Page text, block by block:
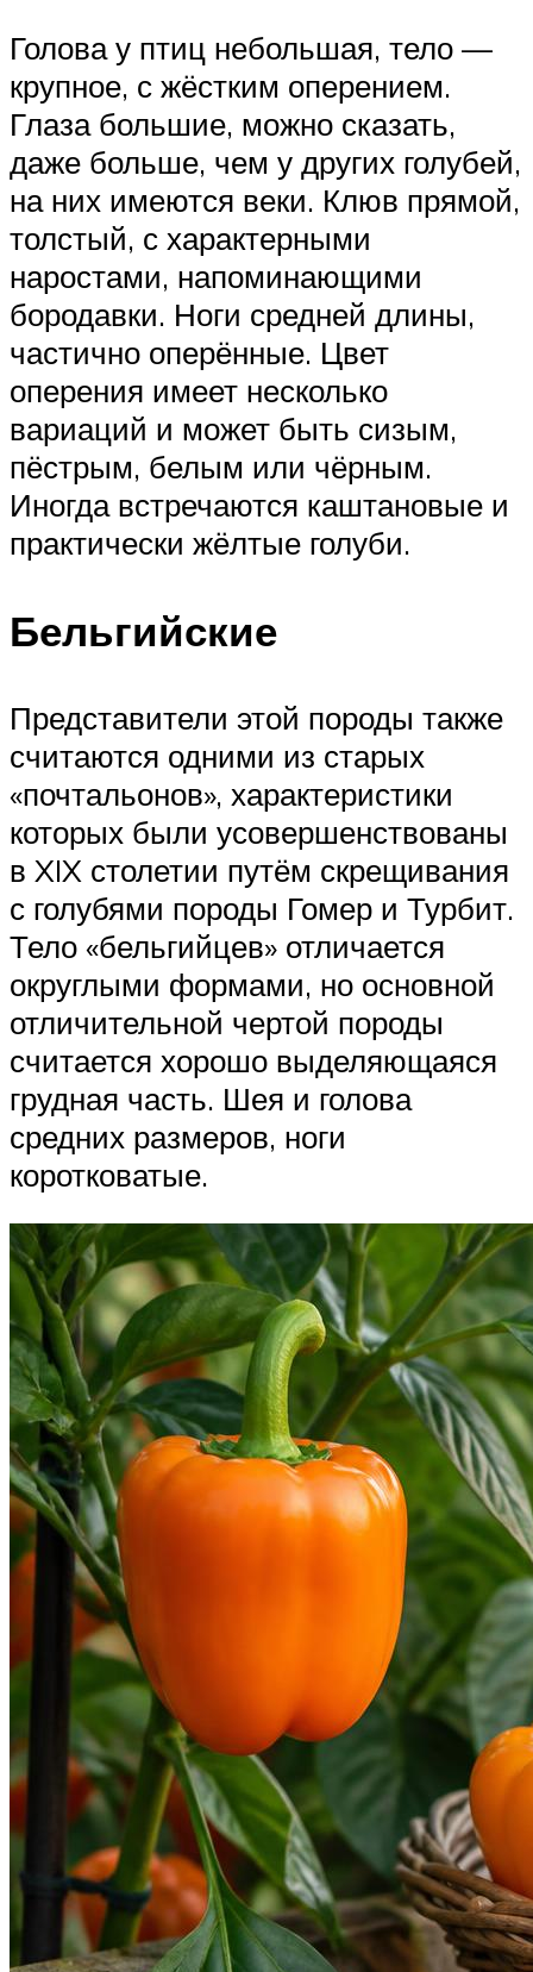
Голова у птиц небольшая, тело —
крупное, с жёстким оперением.
Глаза большие, можно сказать,
даже больше, чем у других голубей,
на них имеются веки. Клюв прямой,
толстый, с характерными
наростами, напоминающими
бородавки. Ноги средней длины,
частично оперённые. Цвет
оперения имеет несколько
вариаций и может быть сизым,
пёстрым, белым или чёрным.
Иногда встречаются каштановые и
практически жёлтые голуби.
Бельгийские
Представители этой породы также
считаются одними из старых
«почтальонов», характеристики
которых были усовершенствованы
в XIX столетии путём скрещивания
с голубями породы Гомер и Турбит.
Тело «бельгийцев» отличается
округлыми формами, но основной
отличительной чертой породы
считается хорошо выделяющаяся
грудная часть. Шея и голова
средних размеров, ноги
коротковатые.